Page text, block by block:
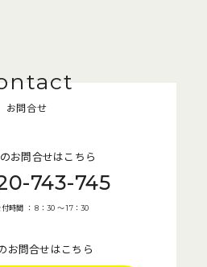
お問合せ
お問合せはこちら
743-745
時間 ： 8：30 〜 17：30
お問合せはこちら